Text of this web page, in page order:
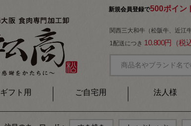
新規会員登録で500ポイン
関西三大和牛（松阪牛、近江
1配送につき 10.800円（税
ギフト用 ご自宅用 法人様